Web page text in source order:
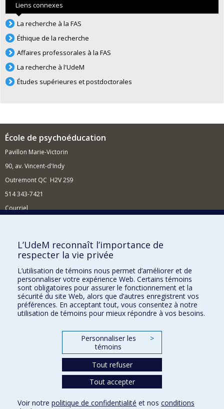
Liens connexes
La recherche à la FAS
Éthique de la recherche
Affaires professorales à la FAS
La recherche à l'UdeM
Études supérieures et postdoctorales
École de psychoéducation
Pavillon Marie-Victorin
90, av. Vincent-d'Indy
Outremont QC H2V 2S9
514 343-7421
Courriel
Comment soutenir l'École?
BESOIN D'AIDE?
Plan du site
Signaler une erreur
Accessibilité
FACULTÉ DES ARTS ET DES SCIENCES
Nos départements et écoles
L’UdeM reconnaît l’importance de
respecter la vie privée
L’utilisation de témoins nous permet d’améliorer et de
personnaliser votre expérience Web. Certains témoins
sont obligatoires pour assurer le fonctionnement et la
sécurité du site Web, alors que d’autres enregistrent vos
préférences. En acceptant tout, vous consentez à notre
utilisation de témoins pour mieux répondre à vos besoins.
Personnaliser les
témoins
>
Tout refuser
Tout accepter
Voir notre politique de confidentialité et nos conditions